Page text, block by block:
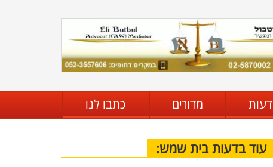
דעות מדורים כתבו לנו
עוד בדעות בית שמש: